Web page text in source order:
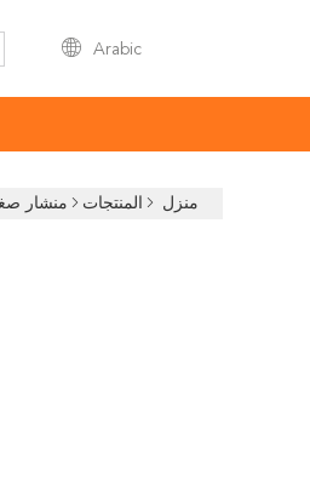
Arabic
منزل المنتجات منشار